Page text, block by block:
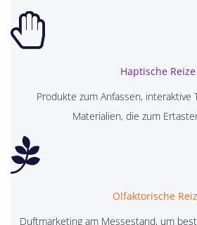
Haptische Reize
Produkte zum Anfassen, interaktive
Materialien, die zum
Olfaktorische
Duftmarketing am Messestand, um